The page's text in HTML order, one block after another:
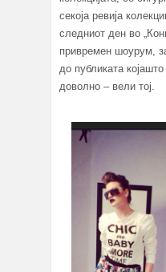
секоја ревија
следниот ден во
привремен шоурум,
до публиката
доволно – вели тој.